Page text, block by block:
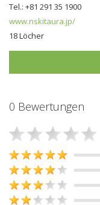
Tel.: +81 291 35 1900
www.nskitaura.jp/
18 Löcher
0 Bewertungen